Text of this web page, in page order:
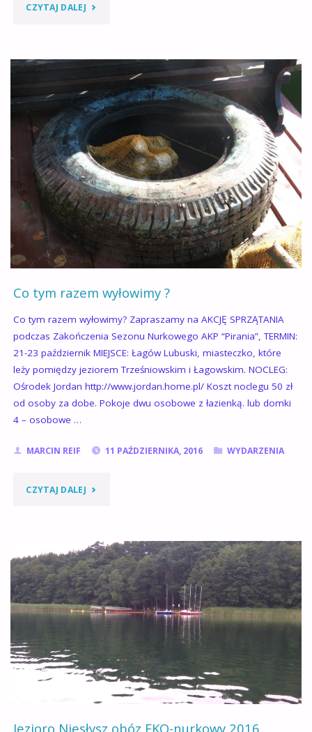
CZYTAJ DALEJ"ZAKOŃCZENIE
I
SPRZĄTANIE
JEZIORA"
Co tym razem wyłowimy ?
Co tym razem wyłowimy? Zapraszamy na AKCJĘ SPRZĄTANIA
podczas Zakończenia Sezonu Nurkowego AKP “Pirania”, TERMIN:
21-23 październik MIEJSCE: Łagów Lubuski, miasteczko, które
leży pomiędzy jeziorem Trześniowskim i Łagowskim. NOCLEG:
Ośrodek Jordan http://www.jordan.home.pl/ Koszt noclegu 50 zł
od osoby za dobe. Pokoje dwu osobowe z łazienką. lub domki
4 – osobowe …
MARCIN REIF 11 PAŹDZIERNIKA, 2016 WYDARZENIA
CZYTAJ DALEJ"CO
RAZEM
WYŁOWIMY
?"
Jezioro Niesłysz obóz EKO-nurkowy 2016